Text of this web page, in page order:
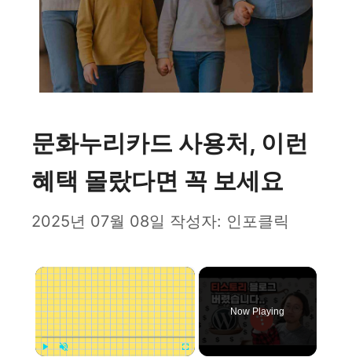
문화누리카드 사용처, 이런
혜택 몰랐다면 꼭 보세요
2025년 07월 08일 작성자: 인포클릭
×
Now Playing